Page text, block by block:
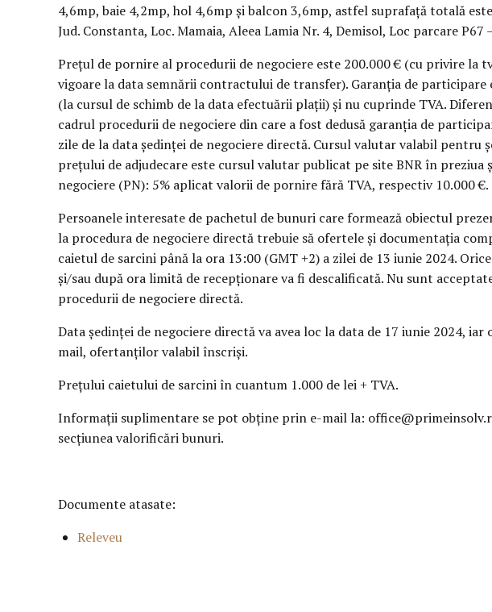
4,6mp, baie 4,2mp, hol 4,6mp și balcon 3,6mp, astfel suprafață totală
Jud. Constanta, Loc. Mamaia, Aleea Lamia Nr. 4, Demisol, Loc parcare P67
Prețul de pornire al procedurii de negociere este 200.000 € (cu privire la
vigoare la data semnării contractului de transfer). Garanția de
(la cursul de schimb de la data efectuării plații) și nu cuprinde TVA.
cadrul procedurii de negociere din care a fost dedusă garanția de
zile de la data ședinței de negociere directă. Cursul valutar valabil pentru
prețului de adjudecare este cursul valutar publicat pe site BNR în preziua
negociere (PN): 5% aplicat valorii de pornire fără TVA, respectiv 10.000 €.
Persoanele interesate de pachetul de bunuri care formează obiectul
la procedura de negociere directă trebuie să ofertele și documentația
caietul de sarcini până la ora 13:00 (GMT +2) a zilei de 13 iunie 2024.
și/sau după ora limită de recepționare va fi descalificată. Nu sunt
procedurii de negociere directă.
Data ședinței de negociere directă va avea loc la data de 17 iunie 2024,
mail, ofertanților valabil înscriși.
Prețului caietului de sarcini în cuantum 1.000 de lei + TVA.
Informații suplimentare se pot obține prin e-mail la:
secțiunea valorificări bunuri.
Documente atasate:
Releveu